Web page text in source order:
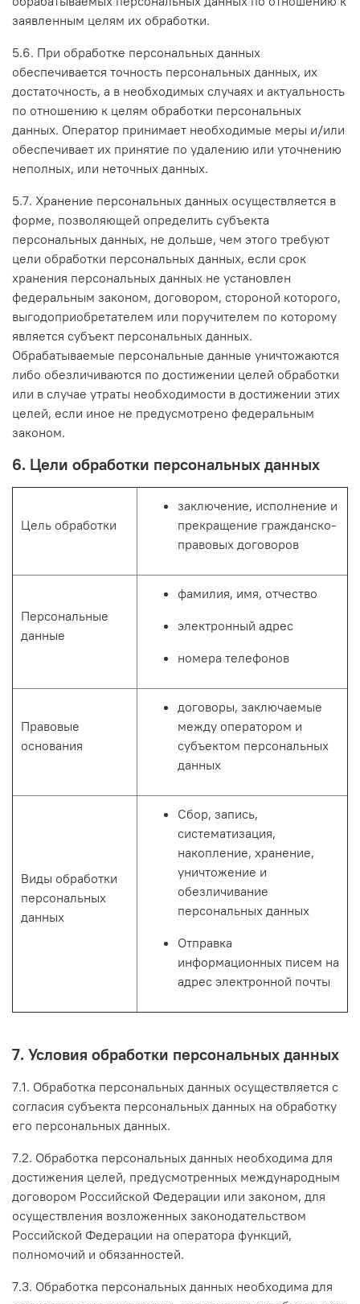
заявленным целям их обработки.
5.6. При обработке персональных данных
обеспечивается точность персональных данных, их
достаточность, а в необходимых случаях и актуальность
по отношению к целям обработки персональных
данных. Оператор принимает необходимые меры и/или
обеспечивает их принятие по удалению или уточнению
неполных, или неточных данных.
5.7. Хранение персональных данных осуществляется в
форме, позволяющей определить субъекта
персональных данных, не дольше, чем этого требуют
цели обработки персональных данных, если срок
хранения персональных данных не установлен
федеральным законом, договором, стороной которого,
выгодоприобретателем или поручителем по которому
является субъект персональных данных.
Обрабатываемые персональные данные уничтожаются
либо обезличиваются по достижении целей обработки
или в случае утраты необходимости в достижении этих
целей, если иное не предусмотрено федеральным
законом.
6. Цели обработки персональных данных
Цель обработки
заключение, исполнение и
прекращение гражданско-
правовых договоров
Персональные
данные
фамилия, имя, отчество
электронный адрес
номера телефонов
Правовые
основания
договоры, заключаемые
между оператором и
субъектом персональных
данных
Виды обработки
персональных
данных
Сбор, запись,
систематизация,
накопление, хранение,
уничтожение и
обезличивание
персональных данных
Отправка
информационных писем на
адрес электронной почты
7. Условия обработки персональных данных
7.1. Обработка персональных данных осуществляется с
согласия субъекта персональных данных на обработку
его персональных данных.
7.2. Обработка персональных данных необходима для
достижения целей, предусмотренных международным
договором Российской Федерации или законом, для
осуществления возложенных законодательством
Российской Федерации на оператора функций,
полномочий и обязанностей.
7.3. Обработка персональных данных необходима для